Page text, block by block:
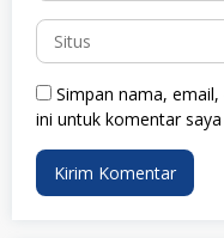
Simpan nama,
ini untuk komentar